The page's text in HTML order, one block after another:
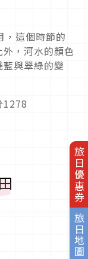
旅日優惠券
旅日地圖
，這個時節的
外，河水的顏色
與翠綠的變
1278